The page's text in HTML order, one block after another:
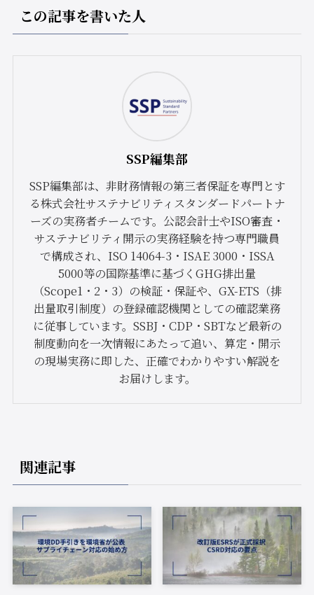
この記事を書いた人
SSP編集部
SSP編集部は、非財務情報の第三者保証を専門とす
る株式会社サステナビリティスタンダードパートナ
ーズの実務者チームです。公認会計士やISO審査・
サステナビリティ開示の実務経験を持つ専門職員
で構成され、ISO 14064-3・ISAE 3000・ISSA
5000等の国際基準に基づくGHG排出量
（Scope1・2・3）の検証・保証や、GX-ETS（排
出量取引制度）の登録確認機関としての確認業務
に従事しています。SSBJ・CDP・SBTなど最新の
制度動向を一次情報にあたって追い、算定・開示
の現場実務に即した、正確でわかりやすい解説を
お届けします。
関連記事